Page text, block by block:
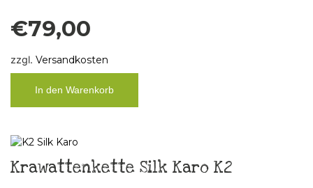
€79,00
zzgl. Versandkosten
In den Warenkorb
Krawattenkette Silk Karo K2